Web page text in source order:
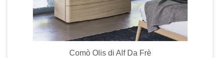
Comò Olis di Alf Da Frè